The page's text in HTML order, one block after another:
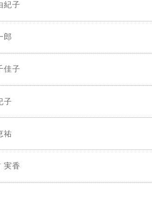
紀子
郎
佳子
子
祐
実香